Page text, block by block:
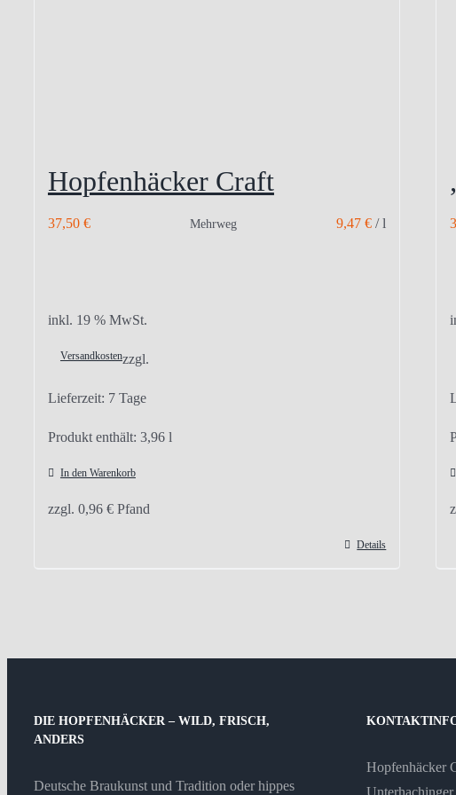
Hopfenhäcker Craft
37,50 € Mehrweg 9,47€ /l
inkl. 19 % MwSt.
zzgl.
Versandkosten
Lieferzeit: 7 Tage
Produkt enthält: 3,96 l
In den Warenkorb
zzgl. 0,96 €Pfand
Details
DIE HOPFENHÄCKER – WILD, FRISCH,
ANDERS
Deutsche Braukunst und Tradition oder hippes
Hopfenhäcker
Unterhachinger